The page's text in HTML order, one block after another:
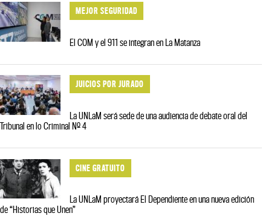
MEJOR SEGURIDAD
El COM y el 911 se integran en La Matanza
JUICIOS POR JURADO
La UNLaM será sede de una audiencia de debate oral del
Tribunal en lo Criminal Nº 4
CINE GRATUITO
La UNLaM proyectará El Dependiente en una nueva edición
de “Historias que Unen”